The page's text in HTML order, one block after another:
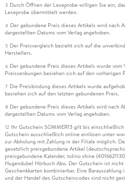
3 Durch Öffnen der Leseprobe willigen Sie ein,
Leseprobe übermittelt werden.
4 Der gebundene Preis dieses Artikels wird nach
dargestellten Datums vom Verlag angehoben.
5 Der Preisvergleich bezieht sich auf die
Herstellers.
6 Der gebundene Preis dieses Artikels wurde vom
Preissenkungen beziehen sich auf den vorherigen
7 Die Preisbindung dieses Artikels wurde
beziehen sich auf den letzten gebundenen Preis.
8 Der gebundene Preis dieses Artikels wird nach
dargestellten Datums vom Verlag angehoben.
12 Ihr Gutschein SOMMER13 gilt bis
Gutschein ausschließlich online einlösen unter
zur Abholung mit Zahlung in der Filiale möglich.
gesetzlich preisgebundene Artikel
preisgebundene Kalender, tolino shine
Hugendubel Hörbuch Abo. Der Gutschein ist
Geschenkkarten kombinierbar. Eine
und der Handel des Gutscheincodes sind nicht